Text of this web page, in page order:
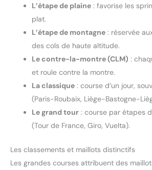
smartphones couplés, vous
pouvez recevoir des messages
des alertes d’appel et
notifications de l'application
directement sur compteur vélo
sans fil, de sorte que les
pas manqués et que le cyclisme
est plus sûr.
L’étape de plaine : favorise les
plat.
L’étape de montagne : réservée
des cols de haute altitude.
Le contre-la-montre (CLM) :
et roule contre la montre.
La classique : course d’un jour,
(Paris-Roubaix, Liège-Bastogne-
Le grand tour : course par étapes
(Tour de France, Giro, Vuelta).
Les classements et maillots distinctifs
Les grandes courses attribuent des